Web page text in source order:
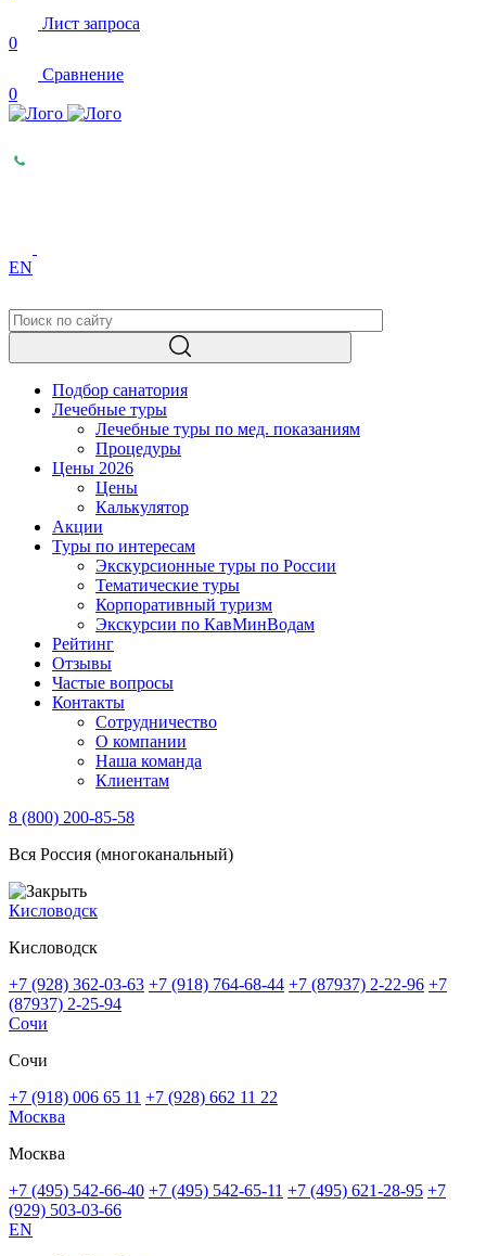
Лист запроса
0
Сравнение
0
EN
Подбор санатория
Лечебные туры
Лечебные туры по мед. показаниям
Процедуры
Цены 2026
Цены
Калькулятор
Акции
Туры по интересам
Экскурсионные туры по России
Тематические туры
Корпоративный туризм
Экскурсии по КавМинВодам
Рейтинг
Отзывы
Частые вопросы
Контакты
Сотрудничество
О компании
Наша команда
Клиентам
8 (800) 200-85-58
Вся Россия (многоканальный)
Кисловодск
Кисловодск
+7 (928) 362-03-63 +7 (918) 764-68-44 +7 (87937) 2-22-96 +7
(87937) 2-25-94
Сочи
Сочи
+7 (918) 006 65 11 +7 (928) 662 11 22
Москва
Москва
+7 (495) 542-66-40 +7 (495) 542-65-11 +7 (495) 621-28-95 +7
(929) 503-03-66
EN